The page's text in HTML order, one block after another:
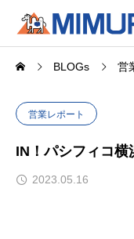
BLOGs 営
営業レポート
IN！パシフィコ横
2023.05.16